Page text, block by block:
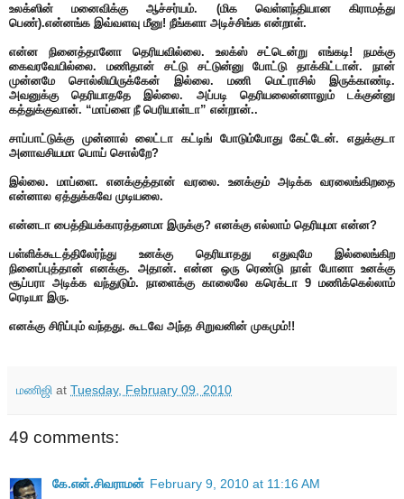
உலக்ஸின் மனைவிக்கு ஆச்சர்யம். (மிக வெள்ளந்தியான கிராமத்து
பெண்).என்னங்க இவ்வளவு மீனு! நீங்களா அடிச்சிங்க என்றாள்.
என்ன நினைத்தானோ தெரியவில்லை. உலக்ஸ் சட்டென்று எங்கடி! நமக்கு
கைவரவேயில்லை. மணிதான் சட்டு சட்டுன்னு போட்டு தாக்கிட்டான். நான்
முன்னமே சொல்லியிருக்கேன் இல்லை. மணி மெட்ராசில் இருக்காண்டி.
அவனுக்கு தெரியாததே இல்லை. அப்படி தெரியலைன்னாலும் டக்குன்னு
கத்துக்குவான். “மாப்ளை நீ பெரியாள்டா” என்றான்..
சாப்பாட்டுக்கு முன்னால் லைட்டா கட்டிங் போடும்போது கேட்டேன். எதுக்குடா
அனாவசியமா பொய் சொல்றே?
இல்லை. மாப்ளை. எனக்குத்தான் வரலை. உனக்கும் அடிக்க வரலைங்கிறதை
என்னால ஏத்துக்கவே முடியலை.
என்னடா பைத்தியக்காரத்தனமா இருக்கு? எனக்கு எல்லாம் தெரியுமா என்ன?
பள்ளிக்கூடத்திலேர்ந்து உனக்கு தெரியாதது எதுவுமே இல்லைங்கிற
நினைப்புத்தான் எனக்கு. அதான். என்ன ஒரு ரெண்டு நாள் போனா உனக்கு
சூப்பரா அடிக்க வந்துடும். நாளைக்கு காலைலே கரெக்டா 9 மணிக்கெல்லாம்
ரெடியா இரு.
எனக்கு சிரிப்பும் வந்தது. கூடவே அந்த சிறுவனின் முகமும்!!
மணிஜி at Tuesday, February 09, 2010
49 comments:
கே.என்.சிவராமன் February 9, 2010 at 11:16 AM